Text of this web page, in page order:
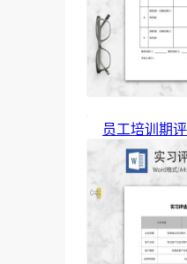
员工培训期